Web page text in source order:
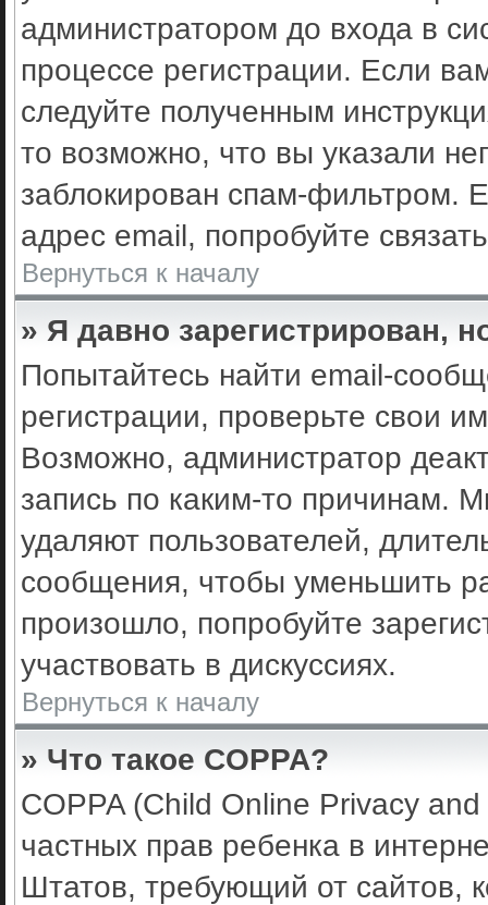
администратором до входа в
процессе регистрации. Если
следуйте полученным
то возможно, что вы указали
заблокирован спам-фильтром.
адрес email, попробуйте
Вернуться к началу
» Я давно зарегистрирован,
Попытайтесь найти email-
регистрации, проверьте свои
Возможно, администратор
запись по каким-то причинам.
удаляют пользователей,
сообщения, чтобы уменьшить
произошло, попробуйте
участвовать в дискуссиях.
Вернуться к началу
» Что такое COPPA?
COPPA (Child Online Privacy
частных прав ребенка в
Штатов, требующий от сайтов,